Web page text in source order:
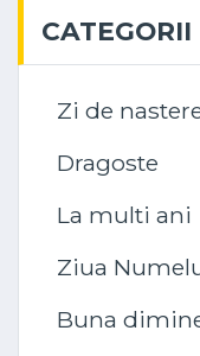
CATEGORII
Zi de
Dragoste
La multi ani
Ziua
Buna